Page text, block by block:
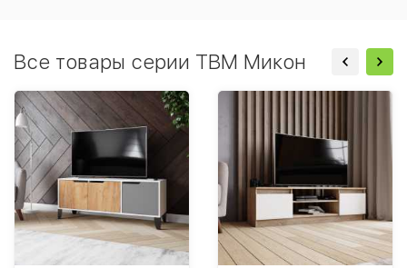
Все товары серии ТВМ Микон